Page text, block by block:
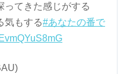
ってきた感じがする
気もする#あなたの番で